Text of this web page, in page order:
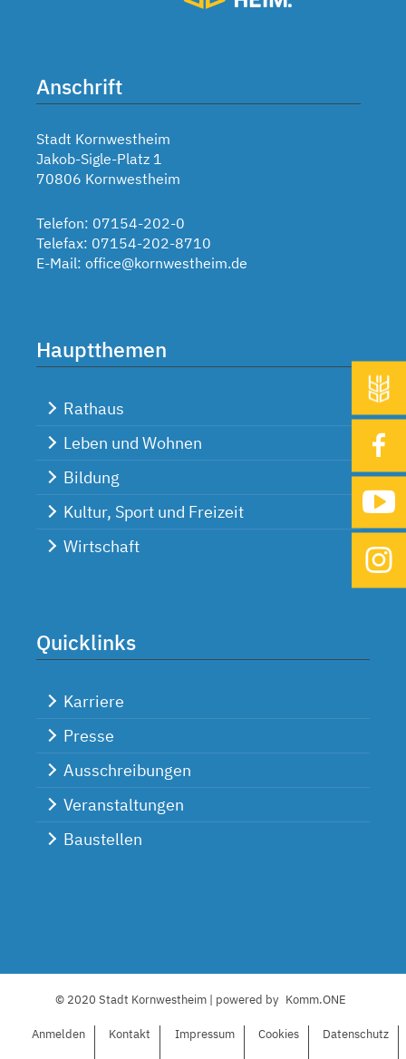
Anschrift
Stadt Kornwestheim
Jakob-Sigle-Platz 1
70806 Kornwestheim
Telefon: 07154-202-0
Telefax: 07154-202-8710
E-Mail: office@kornwestheim.de
Hauptthemen
Rathaus
Leben und Wohnen
Bildung
Kultur, Sport und Freizeit
Wirtschaft
Quicklinks
Karriere
Presse
Ausschreibungen
Veranstaltungen
Baustellen
© 2020 Stadt Kornwestheim | powered by Komm.ONE
Anmelden Kontakt Impressum Cookies Datenschutz